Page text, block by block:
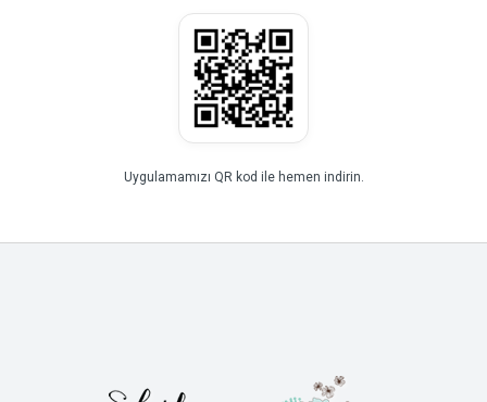
Uygulamamızı QR kod ile hemen indirin.